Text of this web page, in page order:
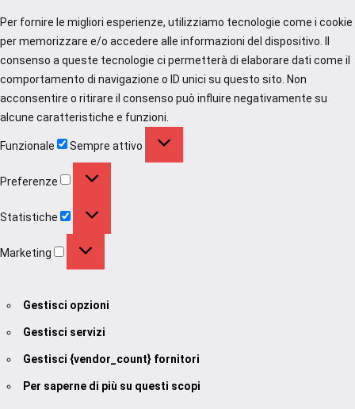
Per fornire le migliori esperienze, utilizziamo tecnologie come i cookie
per memorizzare e/o accedere alle informazioni del dispositivo. Il
consenso a queste tecnologie ci permetterà di elaborare dati come il
comportamento di navigazione o ID unici su questo sito. Non
acconsentire o ritirare il consenso può influire negativamente su
alcune caratteristiche e funzioni.
Funzionale Sempre attivo
Preferenze
Statistiche
Marketing
Gestisci opzioni
Gestisci servizi
Gestisci {vendor_count} fornitori
Per saperne di più su questi scopi